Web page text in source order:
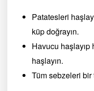
Patatesleri
küp doğrayın.
Havucu haşlayıp
haşlayın.
Tüm sebzeleri bir